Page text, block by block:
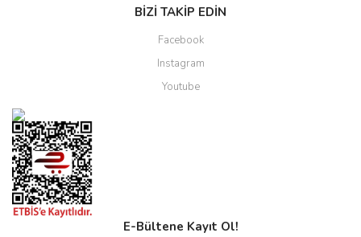
BİZİ TAKİP EDİN
Facebook
Instagram
Youtube
E-Bültene Kayıt Ol!